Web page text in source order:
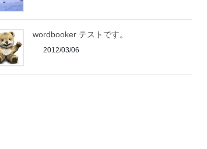
wordbooker テストです。
2012/03/06